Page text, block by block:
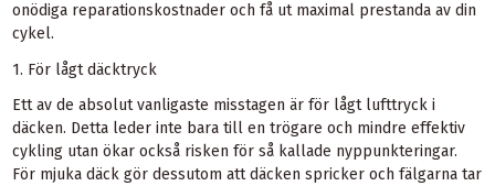
onödiga reparationskostnader och få ut maximal prestanda av din
cykel.
1. För lågt däcktryck
Ett av de absolut vanligaste misstagen är för lågt lufttryck i
däcken. Detta leder inte bara till en trögare och mindre effektiv
cykling utan ökar också risken för så kallade nyp­punkteringar.
För mjuka däck gör dessutom att däcken spricker och fälgarna tar